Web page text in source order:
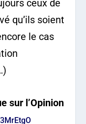
ceux de
qu’ils soient
le cas
sur l’Opinion